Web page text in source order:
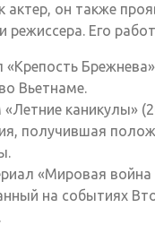
актер, он также
режиссера. Его
«Крепость
Вьетнаме.
каникулы»
получившая
«Мировая
на событиях